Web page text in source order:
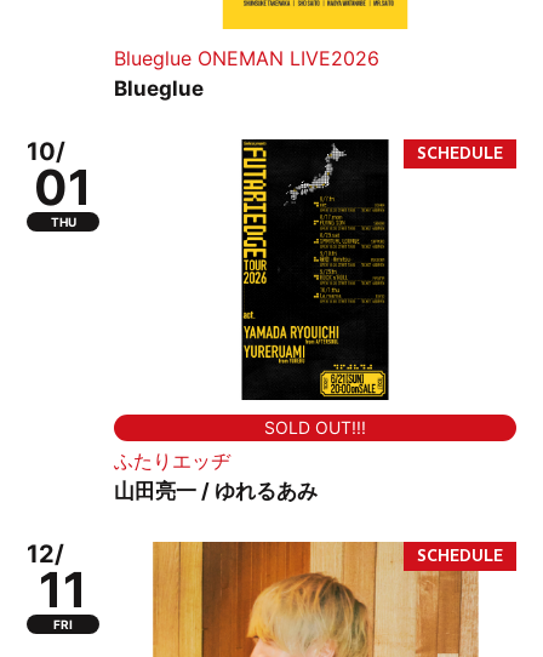
Blueglue ONEMAN LIVE2026
Blueglue
10/
01
THU
SOLD OUT!!!
ふたりエッヂ
山田亮一 / ゆれるあみ
12/
11
FRI